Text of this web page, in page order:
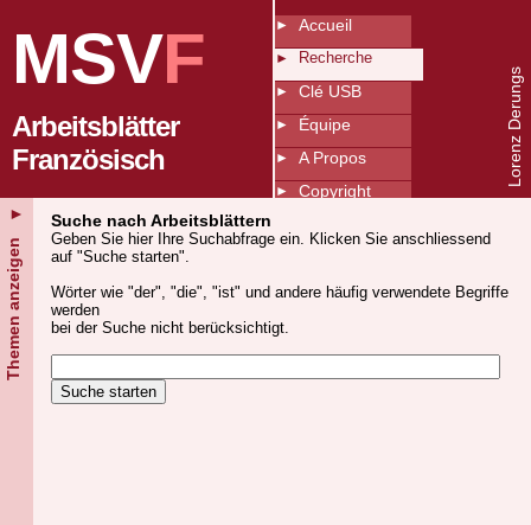
MSVF
Lorenz Derungs
Arbeitsblätter
Französisch
Accueil
Recherche
Clé USB
Équipe
A Propos
Copyright
►
Themen anzeigen
Suche nach Arbeitsblättern
Geben Sie hier Ihre Suchabfrage ein. Klicken Sie anschliessend
auf "Suche starten".
Wörter wie "der", "die", "ist" und andere häufig verwendete Begriffe
werden
bei der Suche nicht berücksichtigt.